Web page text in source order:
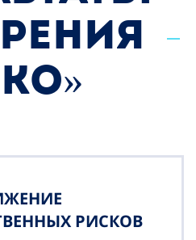
РИСКОВ